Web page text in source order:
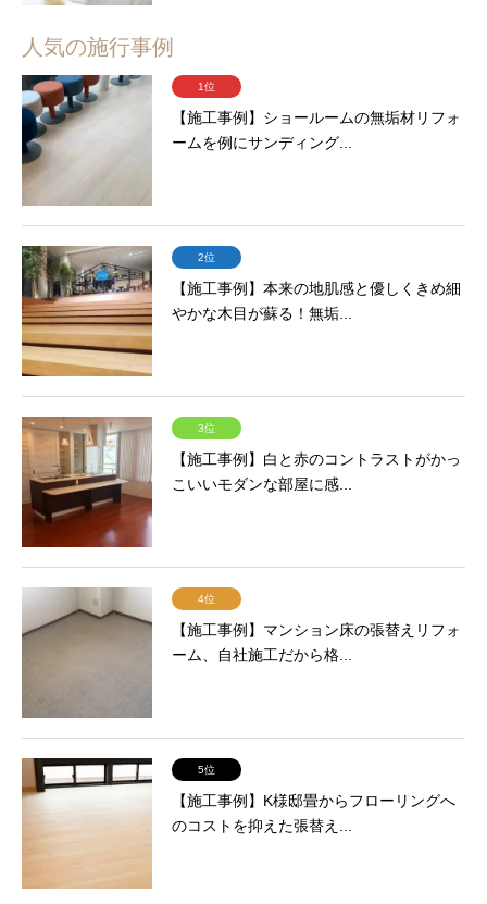
人気の施行事例
1位
【施工事例】ショールームの無垢材リフォ
ームを例にサンディング...
2位
【施工事例】本来の地肌感と優しくきめ細
やかな木目が蘇る！無垢...
3位
【施工事例】白と赤のコントラストがかっ
こいいモダンな部屋に感...
4位
【施工事例】マンション床の張替えリフォ
ーム、自社施工だから格...
5位
【施工事例】K様邸畳からフローリングへ
のコストを抑えた張替え...